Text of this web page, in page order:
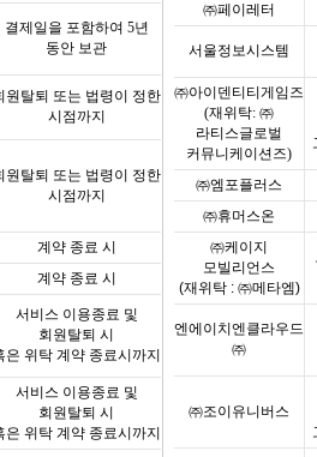
결제일을 포함하여 5년
동안 보관
원탈퇴 또는 법령이 정한
시점까지
원탈퇴 또는 법령이 정한
시점까지
계약 종료 시
계약 종료 시
서비스 이용종료 및
회원탈퇴 시
은 위탁 계약 종료시까지
서비스 이용종료 및
회원탈퇴 시
은 위탁 계약 종료시까지
㈜페이레터
서울정보시스템
㈜아이덴티티게임즈
(재위탁:㈜
라티스글로벌
커뮤니케이션즈)
㈜엠포플러스
㈜휴머스온
㈜케이지
모빌리언스
(재위탁: ㈜메타엠)
엔에이치엔클라우드
㈜
㈜조이유니버스